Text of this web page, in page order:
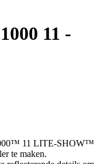
11 -
11 LITE-SHOW™
te maken.